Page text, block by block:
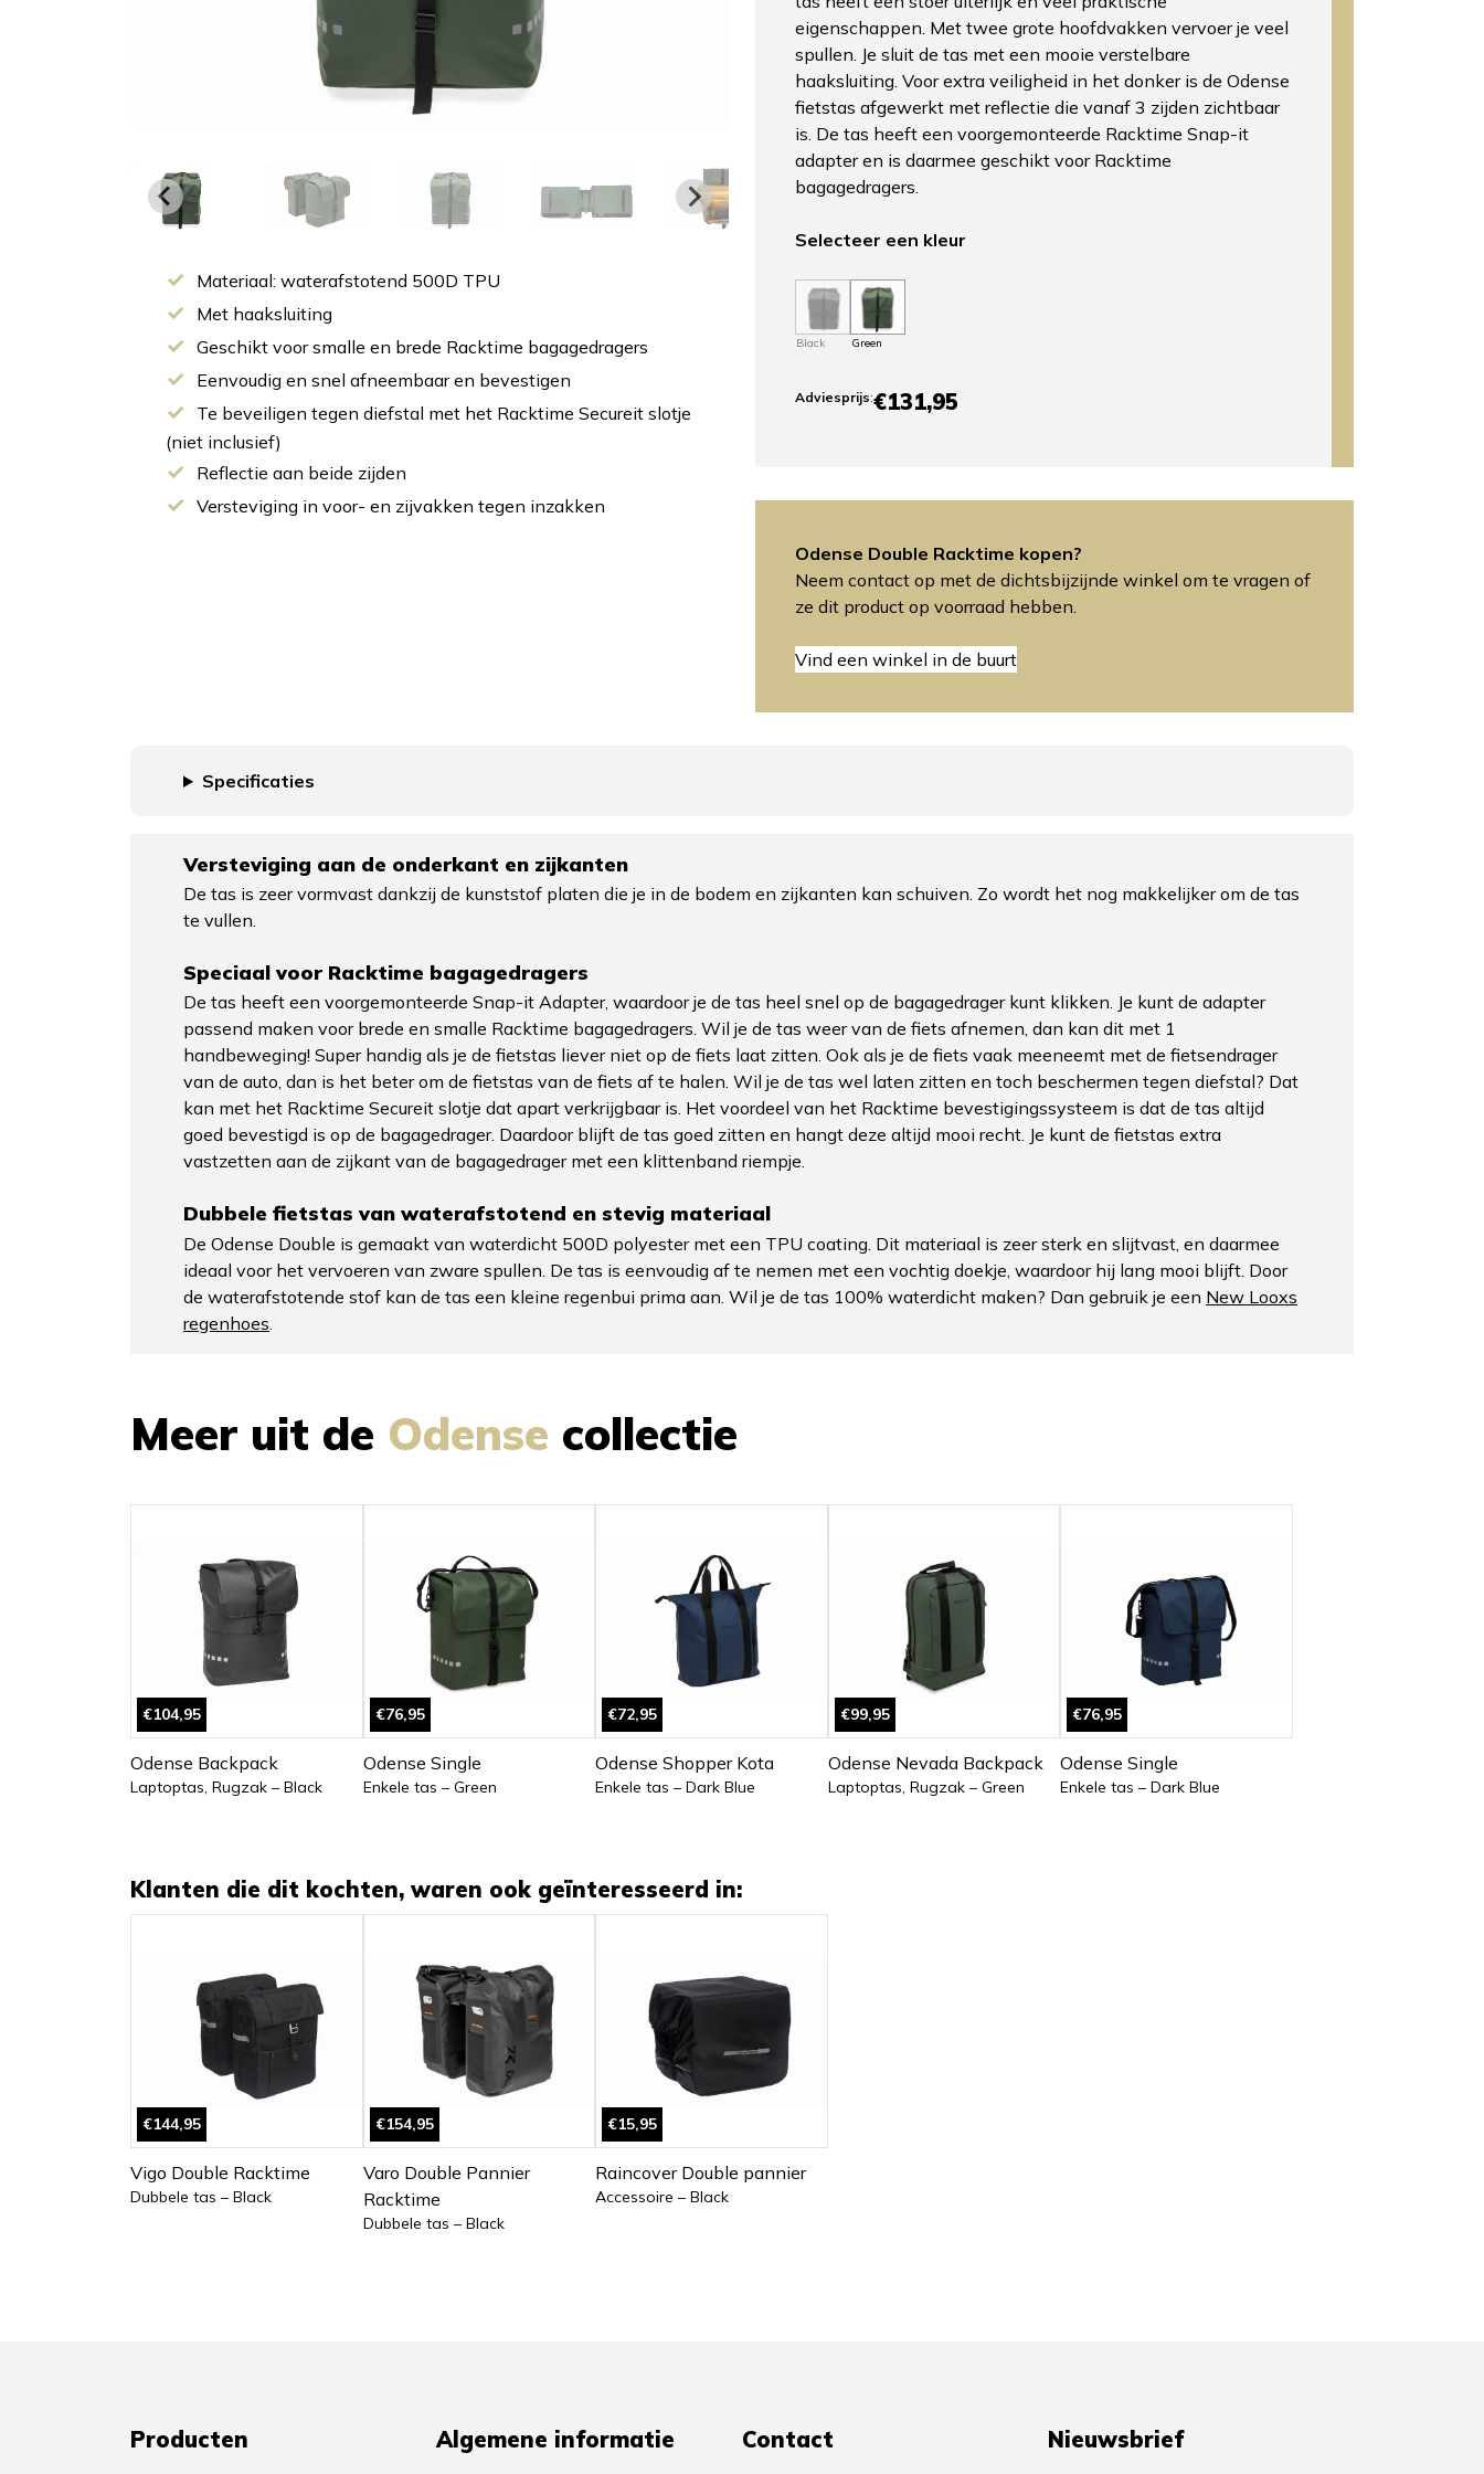
Materiaal: waterafstotend 500D TPU
Met haaksluiting
Geschikt voor smalle en brede Racktime bagagedragers
Eenvoudig en snel afneembaar en bevestigen
Te beveiligen tegen diefstal met het Racktime Secureit slotje
(niet inclusief)
Reflectie aan beide zijden
Versteviging in voor- en zijvakken tegen inzakken
eigenschappen. Met twee grote hoofdvakken vervoer je veel
spullen. Je sluit de tas met een mooie verstelbare
haaksluiting. Voor extra veiligheid in het donker is de Odense
fietstas afgewerkt met reflectie die vanaf 3 zijden zichtbaar
is. De tas heeft een voorgemonteerde Racktime Snap-it
adapter en is daarmee geschikt voor Racktime
bagagedragers.
Selecteer een kleur
Black Green
Adviesprijs:€131,95
Odense Double Racktime kopen?
Neem contact op met de dichtsbijzijnde winkel om te vragen of
ze dit product op voorraad hebben.
Vind een winkel in de buurt
Specificaties
Versteviging aan de onderkant en zijkanten
De tas is zeer vormvast dankzij de kunststof platen die je in de bodem en zijkanten kan schuiven. Zo wordt het nog makkelijker om de tas
te vullen.
Speciaal voor Racktime bagagedragers
De tas heeft een voorgemonteerde Snap-it Adapter, waardoor je de tas heel snel op de bagagedrager kunt klikken. Je kunt de adapter
passend maken voor brede en smalle Racktime bagagedragers. Wil je de tas weer van de fiets afnemen, dan kan dit met 1
handbeweging! Super handig als je de fietstas liever niet op de fiets laat zitten. Ook als je de fiets vaak meeneemt met de fietsendrager
van de auto, dan is het beter om de fietstas van de fiets af te halen. Wil je de tas wel laten zitten en toch beschermen tegen diefstal? Dat
kan met het Racktime Secureit slotje dat apart verkrijgbaar is. Het voordeel van het Racktime bevestigingssysteem is dat de tas altijd
goed bevestigd is op de bagagedrager. Daardoor blijft de tas goed zitten en hangt deze altijd mooi recht. Je kunt de fietstas extra
vastzetten aan de zijkant van de bagagedrager met een klittenband riempje.
Dubbele fietstas van waterafstotend en stevig materiaal
De Odense Double is gemaakt van waterdicht 500D polyester met een TPU coating. Dit materiaal is zeer sterk en slijtvast, en daarmee
ideaal voor het vervoeren van zware spullen. De tas is eenvoudig af te nemen met een vochtig doekje, waardoor hij lang mooi blijft. Door
de waterafstotende stof kan de tas een kleine regenbui prima aan. Wil je de tas 100% waterdicht maken? Dan gebruik je een New Looxs
regenhoes
Meer uit de Odense collectie
€104,95
Odense Backpack
Laptoptas, Rugzak – Black
€76,95
Odense Single
Enkele tas – Green
€72,95
Odense Shopper Kota
Enkele tas – Dark Blue
€99,95
Odense Nevada Backpack
Laptoptas, Rugzak – Green
€76,95
Odense Single
Enkele tas – Dark Blue
Klanten die dit kochten, waren ook geïnteresseerd in:
€144,95
Vigo Double Racktime
Dubbele tas – Black
€154,95
Varo Double Pannier
Racktime
Dubbele tas – Black
€15,95
Raincover Double pannier
Accessoire – Black
Producten Algemene informatie Contact Nieuwsbrief